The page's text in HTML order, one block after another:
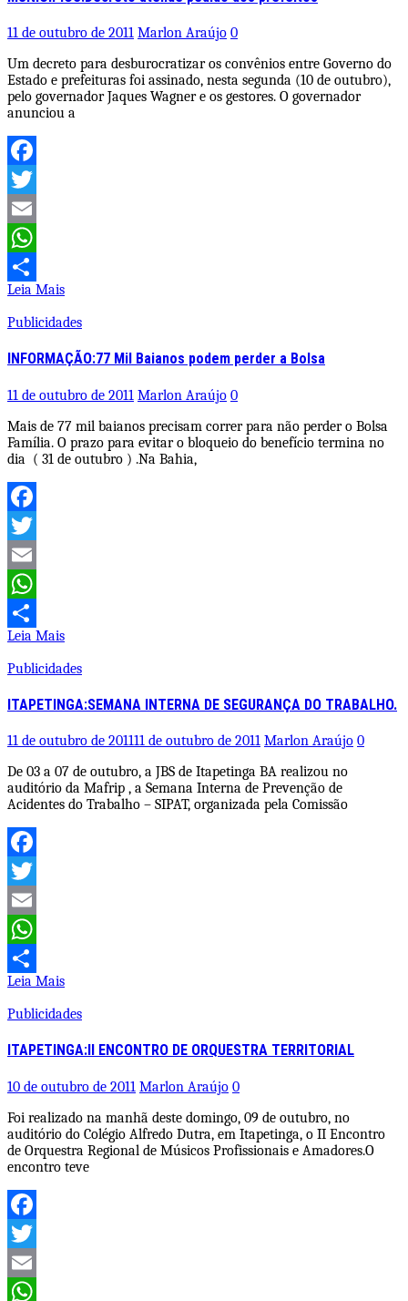
11 de outubro de 2011 Marlon Araújo 0
Um decreto para desburocratizar os convênios entre Governo do
Estado e prefeituras foi assinado, nesta segunda (10 de outubro),
pelo governador Jaques Wagner e os gestores. O governador
anunciou a
Facebook
Twitter
Email
WhatsApp
Share
Leia Mais
Publicidades
INFORMAÇÃO:77 Mil Baianos podem perder a Bolsa
11 de outubro de 2011 Marlon Araújo 0
Mais de 77 mil baianos precisam correr para não perder o Bolsa
Família. O prazo para evitar o bloqueio do benefício termina no
dia ( 31 de outubro ) .Na Bahia,
Facebook
Twitter
Email
WhatsApp
Share
Leia Mais
Publicidades
ITAPETINGA:SEMANA INTERNA DE SEGURANÇA DO TRABALHO.
11 de outubro de 201111 de outubro de 2011 Marlon Araújo 0
De 03 a 07 de outubro, a JBS de Itapetinga BA realizou no
auditório da Mafrip , a Semana Interna de Prevenção de
Acidentes do Trabalho – SIPAT, organizada pela Comissão
Facebook
Twitter
Email
WhatsApp
Share
Leia Mais
Publicidades
ITAPETINGA:II ENCONTRO DE ORQUESTRA TERRITORIAL
10 de outubro de 2011 Marlon Araújo 0
Foi realizado na manhã deste domingo, 09 de outubro, no
auditório do Colégio Alfredo Dutra, em Itapetinga, o II Encontro
de Orquestra Regional de Músicos Profissionais e Amadores.O
encontro teve
Facebook
Twitter
Email